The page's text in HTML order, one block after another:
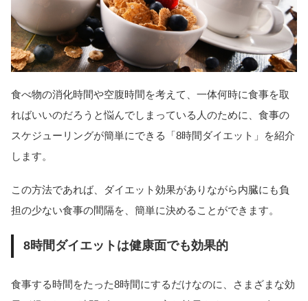
食べ物の消化時間や空腹時間を考えて、一体何時に食事を取
ればいいのだろうと悩んでしまっている人のために、食事の
スケジューリングが簡単にできる「8時間ダイエット」を紹介
します。
この方法であれば、ダイエット効果がありながら内臓にも負
担の少ない食事の間隔を、簡単に決めることができます。
8時間ダイエットは健康面でも効果的
食事する時間をたった8時間にするだけなのに、さまざまな効